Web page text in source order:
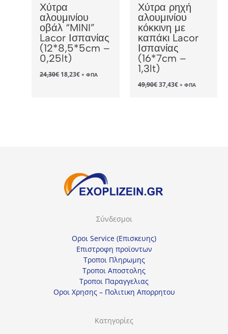
Χύτρα
αλουμινίου
οβάλ “MINI”
Lacor Ισπανίας
(12*8,5*5cm –
0,25lt)
24,30€ Original
price
18,23€Η+ ΦΠΑ
Χύτρα ρηχή
αλουμινίου
κόκκινη με
καπάκι Lacor
Ισπανίας
(16*7cm –
1,3lt)
49,90€Original
price
37,43€Η+ ΦΠΑ
Σύνδεσμοι
Οροι Service (Επισκευης)
Επιστροφη προϊοντων
Τροποι Πληρωμης
Τροποι Αποστολης
Τροποι Παραγγελιας
Οροι Χρησης – Πολιτικη Απορρητου
Κατηγορίες